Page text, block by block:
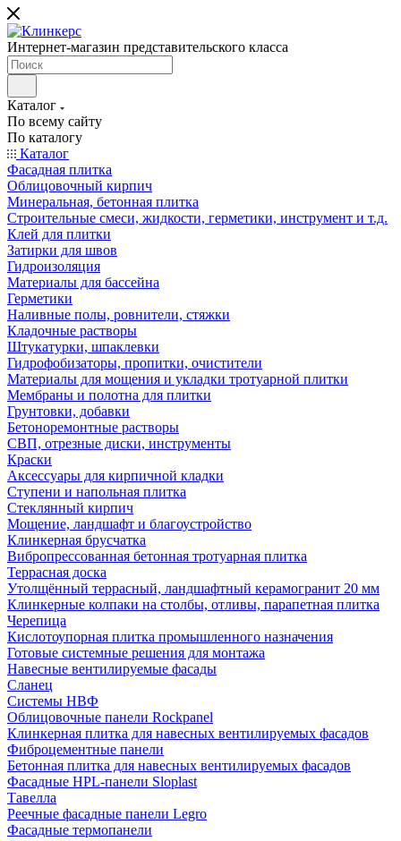
Интернет-магазин представительского класса
Каталог
По всему сайту
По каталогу
Каталог
Фасадная плитка
Облицовочный кирпич
Минеральная, бетонная плитка
Строительные смеси, жидкости, герметики, инструмент и т.д.
Клей для плитки
Затирки для швов
Гидроизоляция
Материалы для бассейна
Герметики
Наливные полы, ровнители, стяжки
Кладочные растворы
Штукатурки, шпаклевки
Гидрофобизаторы, пропитки, очистители
Материалы для мощения и укладки тротуарной плитки
Мембраны и полотна для плитки
Грунтовки, добавки
Бетоноремонтные растворы
СВП, отрезные диски, инструменты
Краски
Аксессуары для кирпичной кладки
Ступени и напольная плитка
Cтеклянный кирпич
Мощение, ландшафт и благоустройство
Клинкерная брусчатка
Вибропрессованная бетонная тротуарная плитка
Террасная доска
Утолщённый террасный, ландшафтный керамогранит 20 мм
Клинкерные колпаки на столбы, отливы, парапетная плитка
Черепица
Кислотоупорная плитка промышленного назначения
Готовые системные решения для монтажа
Навесные вентилируемые фасады
Сланец
Системы НВФ
Облицовочные панели Rockpanel
Клинкерная плитка для навесных вентилируемых фасадов
Фиброцементные панели
Бетонная плитка для навесных вентилируемых фасадов
Фасадные HPL-панели Sloplast
Тавелла
Реечные фасадные панели Legro
Фасадные термопанели